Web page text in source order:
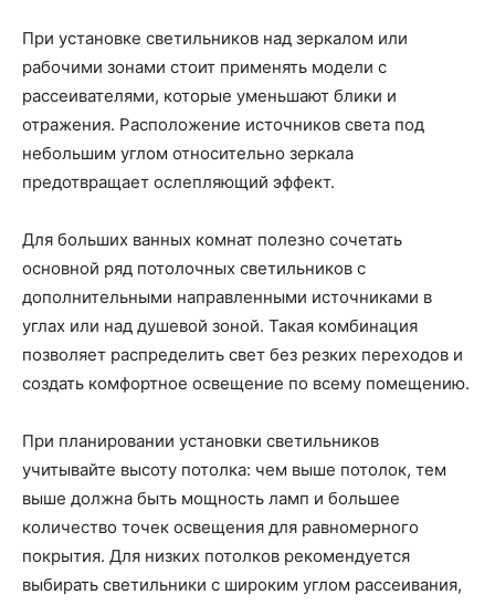
При установке светильников над зеркалом или
рабочими зонами стоит применять модели с
рассеивателями, которые уменьшают блики и
отражения. Расположение источников света под
небольшим углом относительно зеркала
предотвращает ослепляющий эффект.
Для больших ванных комнат полезно сочетать
основной ряд потолочных светильников с
дополнительными направленными источниками в
углах или над душевой зоной. Такая комбинация
позволяет распределить свет без резких переходов и
создать комфортное освещение по всему помещению.
При планировании установки светильников
учитывайте высоту потолка: чем выше потолок, тем
выше должна быть мощность ламп и большее
количество точек освещения для равномерного
покрытия. Для низких потолков рекомендуется
выбирать светильники с широким углом рассеивания,